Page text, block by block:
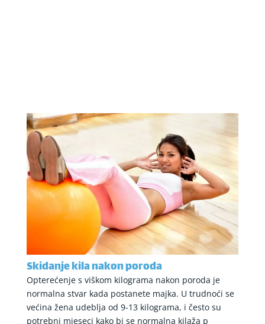
Skidanje kila nakon poroda
Opterećenje s viškom kilograma nakon poroda je
normalna stvar kada postanete majka. U trudnoći se
većina žena udeblja od 9-13 kilograma, i često su
potrebni mjeseci kako bi se normalna kilaža p